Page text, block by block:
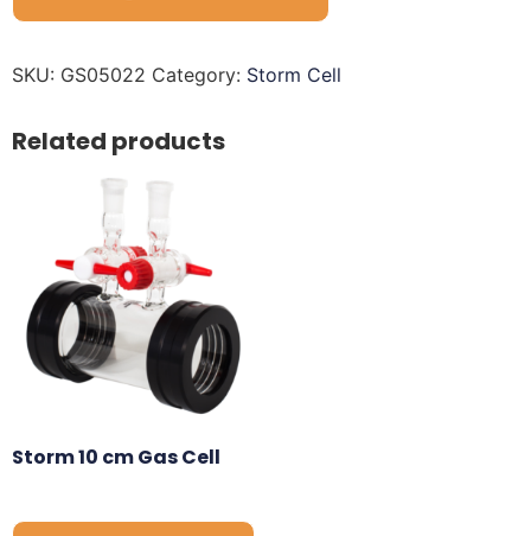
SKU: GS05022 Category: Storm Cell
Related products
Storm 10 cm Gas Cell